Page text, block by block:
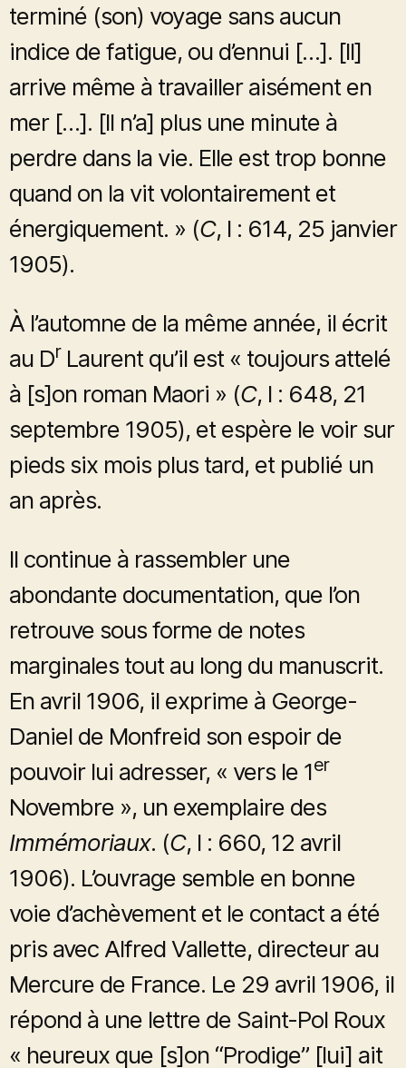
terminé (son) voyage sans aucun
indice de fatigue, ou d’ennui […]. [Il]
arrive même à travailler aisément en
mer […]. [Il n’a] plus une minute à
perdre dans la vie. Elle est trop bonne
quand on la vit volontairement et
énergiquement. » (C, I : 614, 25 janvier
1905).
À l’automne de la même année, il écrit
au DrLaurent qu’il est « toujours attelé
à [s]on roman Maori » (C, I : 648, 21
septembre 1905), et espère le voir sur
pieds six mois plus tard, et publié un
an après.
Il continue à rassembler une
abondante documentation, que l’on
retrouve sous forme de notes
marginales tout au long du manuscrit.
En avril 1906, il exprime à George-
Daniel de Monfreid son espoir de
pouvoir lui adresser, « vers le 1er
Novembre », un exemplaire des
Immémoriaux. (C, I : 660, 12 avril
1906). L’ouvrage semble en bonne
voie d’achèvement et le contact a été
pris avec Alfred Vallette, directeur au
Mercure de France. Le 29 avril 1906, il
répond à une lettre de Saint-Pol Roux
« heureux que [s]on “Prodige” [lui] ait